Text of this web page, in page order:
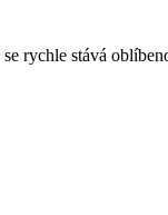
rychle stává